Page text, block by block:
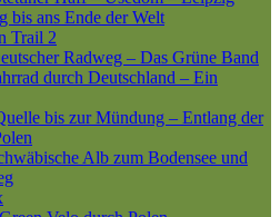
bis ans Ende der Welt
Trail 2
Radweg – Das Grüne Band
durch Deutschland – Ein
bis zur Mündung – Entlang der
Alb zum Bodensee und